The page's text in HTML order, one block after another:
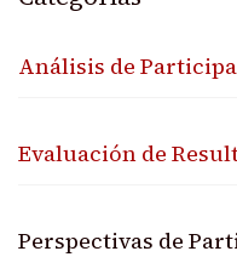
Análisis de
Evaluación de
Perspectivas de